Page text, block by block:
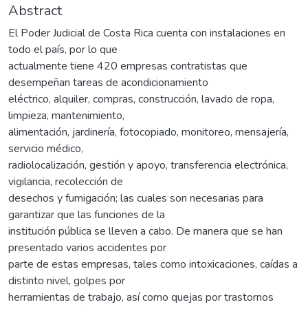
Abstract
El Poder Judicial de Costa Rica cuenta con instalaciones en
todo el país, por lo que
actualmente tiene 420 empresas contratistas que
desempeñan tareas de acondicionamiento
eléctrico, alquiler, compras, construcción, lavado de ropa,
limpieza, mantenimiento,
alimentación, jardinería, fotocopiado, monitoreo, mensajería,
servicio médico,
radiolocalización, gestión y apoyo, transferencia electrónica,
vigilancia, recolección de
desechos y fumigación; las cuales son necesarias para
garantizar que las funciones de la
institución pública se lleven a cabo. De manera que se han
presentado varios accidentes por
parte de estas empresas, tales como intoxicaciones, caídas a
distinto nivel, golpes por
herramientas de trabajo, así como quejas por trastornos